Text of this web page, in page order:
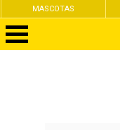
CONCURSOS